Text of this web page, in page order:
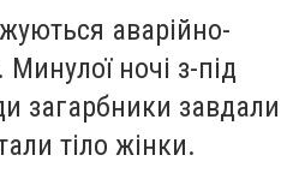
аварійно-
ночі з-під
загарбники завдали
тіло жінки.